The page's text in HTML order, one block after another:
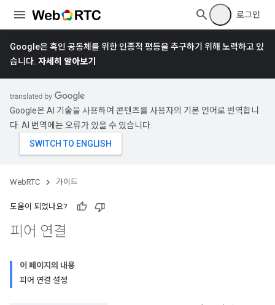
로그인
Google은 흑인 공동체를 위한 인종적 평등을 추구하기 위해 노력하고 있
습니다. 자세히 알아보기
Google은 AI 기술을 사용하여 콘텐츠를 사용자의 기본 언어로 번역합니
다. AI 번역에는 오류가 있을 수 있습니다.
WebRTC 가이드
도움이 되었나요?
피어 연결
이 페이지의 내용
피어 연결 설정